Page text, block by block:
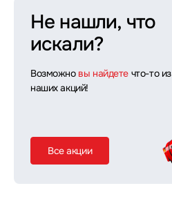
Не нашли, что
искали?
Возможно вы найдете что-то из
наших акций!
Все акции